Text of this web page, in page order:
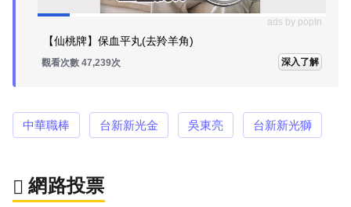
ads by popIn
【仙桃牌】保血平丸(去羚羊角)
觀看次數 47,239次 深入了解
中華職棒 台新新光金 吳東亮 台新新光獅
網路投票